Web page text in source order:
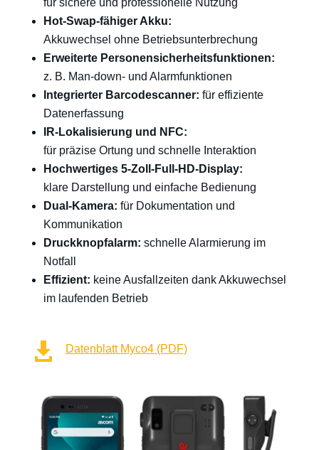
für sichere und professionelle Nutzung
Hot-Swap-fähiger Akku:
Akkuwechsel ohne Betriebsunterbrechung
Erweiterte Personensicherheitsfunktionen:
z. B. Man-down- und Alarmfunktionen
Integrierter Barcodescanner: für effiziente
Datenerfassung
IR-Lokalisierung und NFC:
für präzise Ortung und schnelle Interaktion
Hochwertiges 5-Zoll-Full-HD-Display:
klare Darstellung und einfache Bedienung
Dual-Kamera: für Dokumentation und
Kommunikation
Druckknopfalarm: schnelle Alarmierung im
Notfall
Effizient: keine Ausfallzeiten dank Akkuwechsel
im laufenden Betrieb
 Datenblatt Myco4 (PDF)